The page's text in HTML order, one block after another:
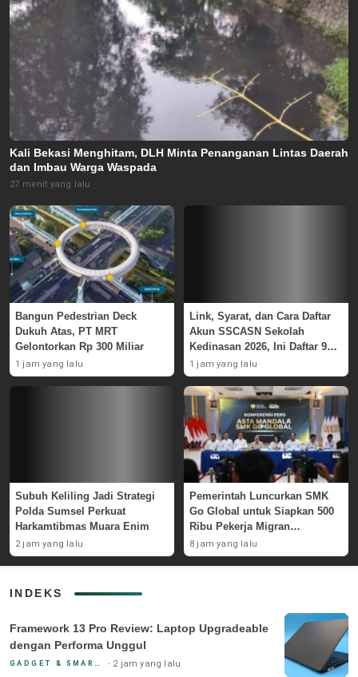
Kali Bekasi Menghitam, DLH Minta Penanganan Lintas Daerah
dan Imbau Warga Waspada
27 menit yang lalu
Bangun Pedestrian Deck
Dukuh Atas, PT MRT
Gelontorkan Rp 300 Miliar
1 jam yang lalu
Link, Syarat, dan Cara Daftar
Akun SSCASN Sekolah
Kedinasan 2026, Ini Daftar 9
Instansinya
1 jam yang lalu
Subuh Keliling Jadi Strategi
Polda Sumsel Perkuat
Harkamtibmas Muara Enim
2 jam yang lalu
Pemerintah Luncurkan SMK
Go Global untuk Siapkan 500
Ribu Pekerja Migran
Kompeten
8 jam yang lalu
INDEKS
Framework 13 Pro Review: Laptop Upgradeable
dengan Performa Unggul
2 jam yang lalu